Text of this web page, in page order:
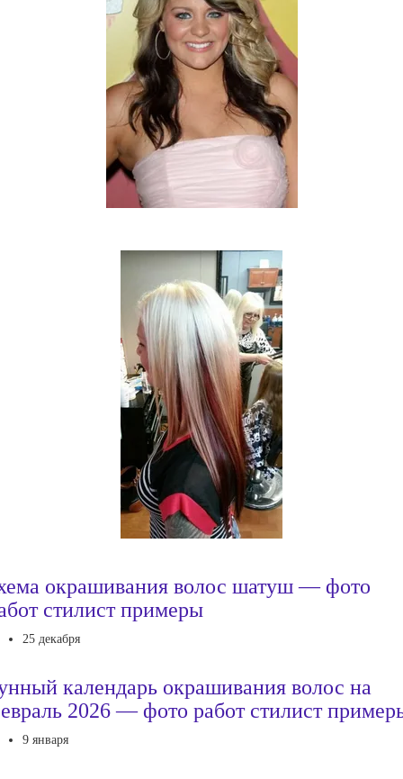
окрашивания волос шатуш — фото
стилист примеры
25 декабря
календарь окрашивания волос на
2026 — фото работ стилист
9 января